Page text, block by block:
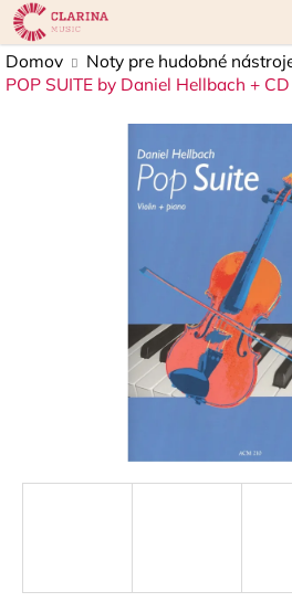
Prejsť
na
obsah
Domov Noty pre hudobné
POP SUITE by Daniel Hellbach +
K
o
š
Späť
Späť
n